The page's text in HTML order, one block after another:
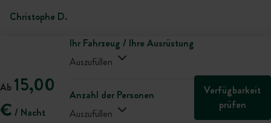
Christophe D.
Ab 15,00
€ / Nacht
Ihr Fahrzeug / Ihre Ausrüstung
Auszufüllen
Anzahl der Personen
Auszufüllen
Verfügbarkeit
prüfen